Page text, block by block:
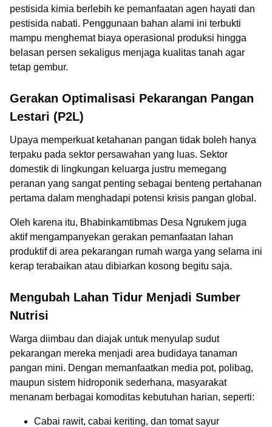
pestisida kimia berlebih ke pemanfaatan agen hayati dan
pestisida nabati. Penggunaan bahan alami ini terbukti
mampu menghemat biaya operasional produksi hingga
belasan persen sekaligus menjaga kualitas tanah agar
tetap gembur.
Gerakan Optimalisasi Pekarangan Pangan
Lestari (P2L)
Upaya memperkuat ketahanan pangan tidak boleh hanya
terpaku pada sektor persawahan yang luas. Sektor
domestik di lingkungan keluarga justru memegang
peranan yang sangat penting sebagai benteng pertahanan
pertama dalam menghadapi potensi krisis pangan global.
Oleh karena itu, Bhabinkamtibmas Desa Ngrukem juga
aktif mengampanyekan gerakan pemanfaatan lahan
produktif di area pekarangan rumah warga yang selama ini
kerap terabaikan atau dibiarkan kosong begitu saja.
Mengubah Lahan Tidur Menjadi Sumber
Nutrisi
Warga diimbau dan diajak untuk menyulap sudut
pekarangan mereka menjadi area budidaya tanaman
pangan mini. Dengan memanfaatkan media pot, polibag,
maupun sistem hidroponik sederhana, masyarakat
menanam berbagai komoditas kebutuhan harian, seperti:
Cabai rawit, cabai keriting, dan tomat sayur